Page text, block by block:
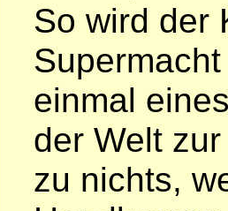
So wird der
einmal
der Welt
zu nichts,